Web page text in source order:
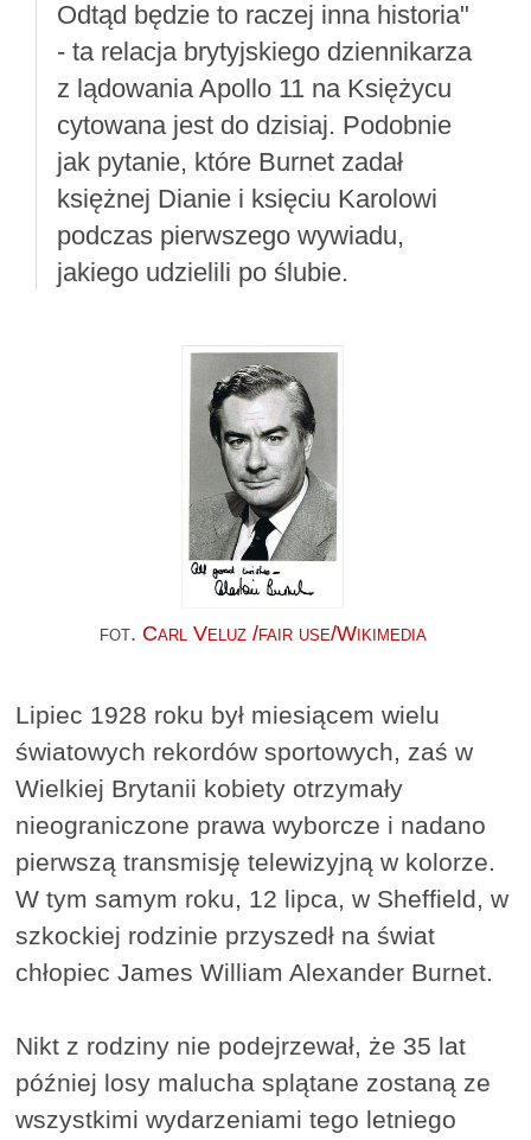
Odtąd będzie to raczej inna historia"
- ta relacja brytyjskiego dziennikarza
z lądowania Apollo 11 na Księżycu
cytowana jest do dzisiaj. Podobnie
jak pytanie, które Burnet zadał
księżnej Dianie i księciu Karolowi
podczas pierwszego wywiadu,
jakiego udzielili po ślubie.
fot. Carl Veluz /fair use/Wikimedia
Lipiec 1928 roku był miesiącem wielu
światowych rekordów sportowych, zaś w
Wielkiej Brytanii kobiety otrzymały
nieograniczone prawa wyborcze i nadano
pierwszą transmisję telewizyjną w kolorze.
W tym samym roku, 12 lipca, w Sheffield, w
szkockiej rodzinie przyszedł na świat
chłopiec James William Alexander Burnet.
Nikt z rodziny nie podejrzewał, że 35 lat
później losy malucha splątane zostaną ze
wszystkimi wydarzeniami tego letniego